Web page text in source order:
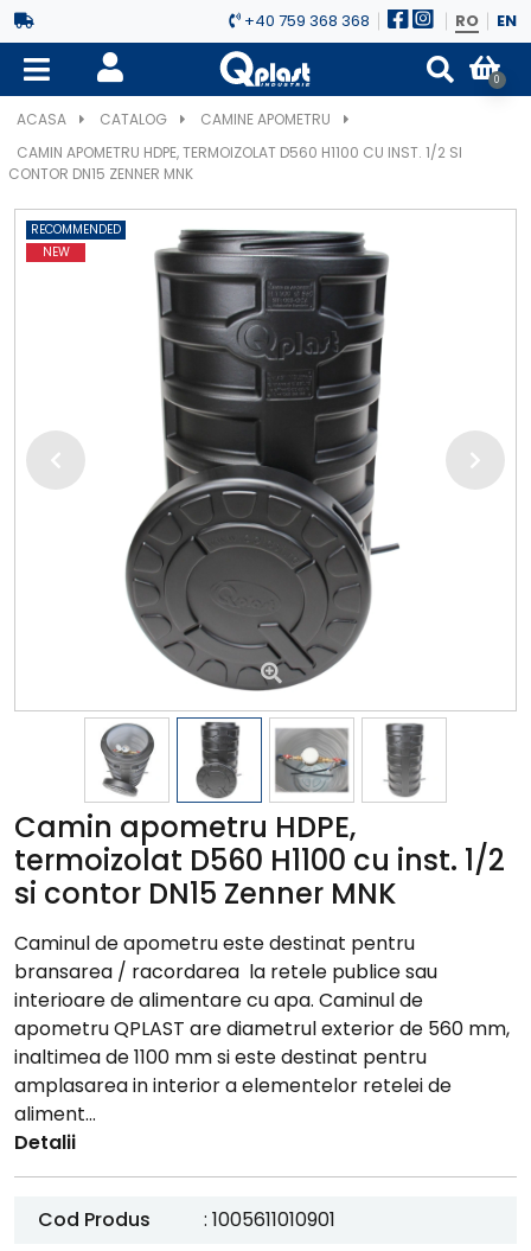
+40 759 368 368 RO EN
0
ACASA CATALOG
CAMINE APOMETRU
CAMIN APOMETRU HDPE, TERMOIZOLAT D560 H1100 CU INST. 1/2 SI
CONTOR DN15 ZENNER MNK
RECOMMENDED
NEW
Camin apometru HDPE,
termoizolat D560 H1100 cu inst. 1/2
si contor DN15 Zenner MNK
Caminul de apometru este destinat pentru
bransarea / racordarea la retele publice sau
interioare de alimentare cu apa. Caminul de
apometru QPLAST are diametrul exterior de 560 mm,
inaltimea de 1100 mm si este destinat pentru
amplasarea in interior a elementelor retelei de
aliment...
Detalii
Cod Produs
: 1005611010901